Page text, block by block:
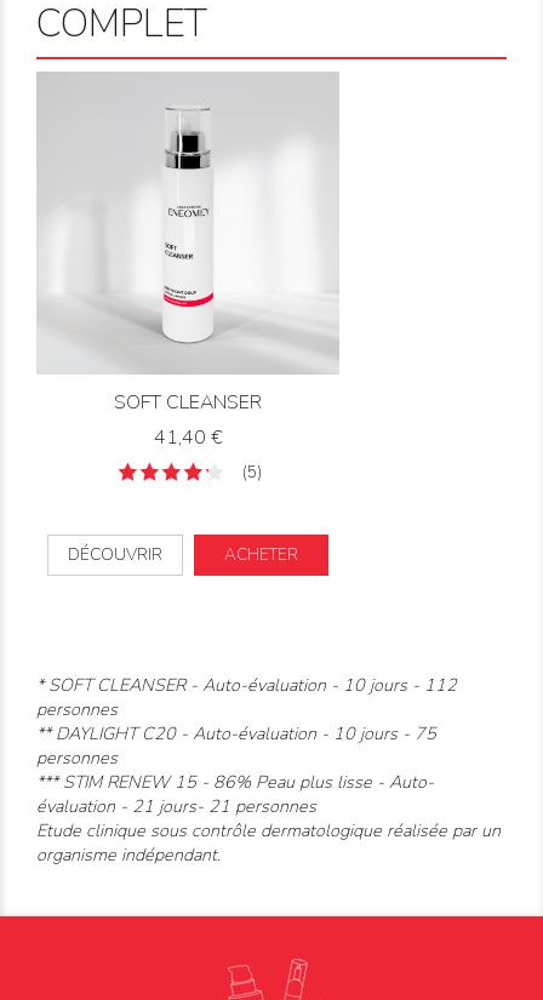
COMPLET
SOFT CLEANSER
Prix
41,40 €
(5)
DÉCOUVRIR ACHETER
* SOFT CLEANSER - Auto-évaluation - 10 jours - 112
personnes
** DAYLIGHT C20 - Auto-évaluation - 10 jours - 75
personnes
*** STIM RENEW 15 - 86% Peau plus lisse - Auto-
évaluation - 21 jours- 21 personnes
Etude clinique sous contrôle dermatologique réalisée par un
organisme indépendant.